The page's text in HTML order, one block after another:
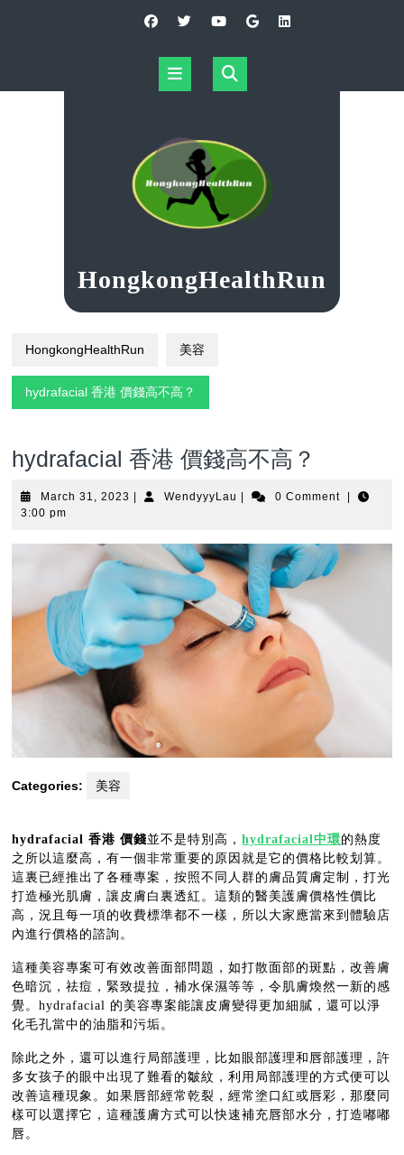
Open
HongkongHealthRun
HongkongHealthRun 美容
hydrafacial 香港 價錢高不高？
hydrafacial 香港 價錢高不高？
March 31, 2023 MarchWendyyyLau WendyyyLau
0 Comment
3:00 pm
Categories: 美容
hydrafacial 香港 價錢並不是特別高，hydrafacial中環的熱度
之所以這麼高，有一個非常重要的原因就是它的價格比較划算。
這裏已經推出了各種專案，按照不同人群的膚品質膚定制，打光
打造極光肌膚，讓皮膚白裏透紅。這類的醫美護膚價格性價比
高，況且每一項的收費標準都不一樣，所以大家應當來到體驗店
內進行價格的諮詢。
這種美容專案可有效改善面部問題，如打散面部的斑點，改善膚
色暗沉，祛痘，緊致提拉，補水保濕等等，令肌膚煥然一新的感
覺。hydrafacial 的美容專案能讓皮膚變得更加細膩，還可以淨
化毛孔當中的油脂和污垢。
除此之外，還可以進行局部護理，比如眼部護理和唇部護理，許
多女孩子的眼中出現了難看的皺紋，利用局部護理的方式便可以
改善這種現象。如果唇部經常乾裂，經常塗口紅或唇彩，那麼同
樣可以選擇它，這種護膚方式可以快速補充唇部水分，打造嘟嘟
唇。